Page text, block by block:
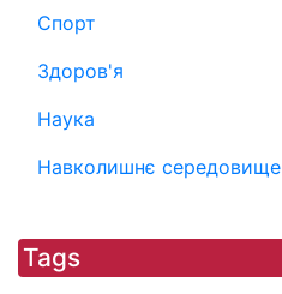
Спорт
Здоров'я
Наука
Навколишнє середовище
Tags